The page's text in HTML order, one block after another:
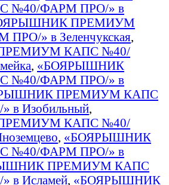
№40/ФАРМ ПРО/» в
ПРЕМИУМ
» в Зеленчукская,
КАПС №40/
, «БОЯРЫШНИК
№40/ФАРМ ПРО/» в
ПРЕМИУМ КАПС
Изобильный,
КАПС №40/
, «БОЯРЫШНИК
№40/ФАРМ ПРО/» в
ПРЕМИУМ КАПС
Исламей, «БОЯРЫШНИК